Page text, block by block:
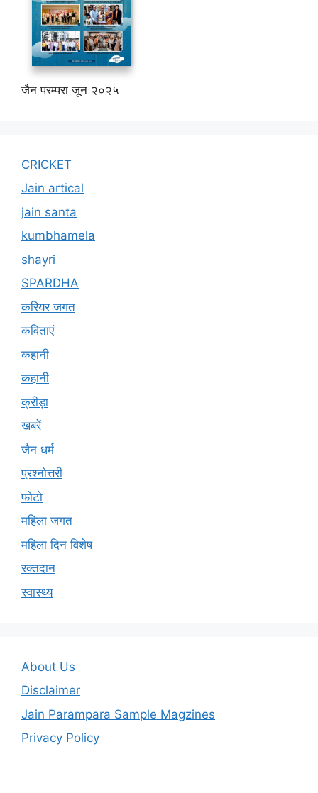
जैन परम्परा जून २०२५
CRICKET
Jain artical
jain santa
kumbhamela
shayri
SPARDHA
करियर जगत
कविताएं
कहानी
कहानी
क्रीड़ा
खबरें
जैन धर्म
प्रश्नोत्तरी
फोटो
महिला जगत
महिला दिन विशेष
रक्तदान
स्वास्थ्य
About Us
Disclaimer
Jain Parampara Sample Magzines
Privacy Policy